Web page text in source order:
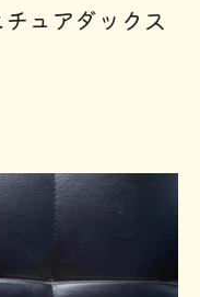
ュアダックス